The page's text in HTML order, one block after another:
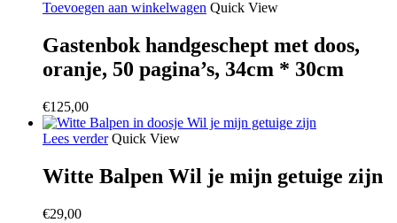
€110,00.€55,00.
Toevoegen aan winkelwagen Quick View
Gastenbok handgeschept met doos,
oranje, 50 pagina’s, 34cm * 30cm
€125,00
Lees verder Quick View
Witte Balpen Wil je mijn getuige zijn
€29,00